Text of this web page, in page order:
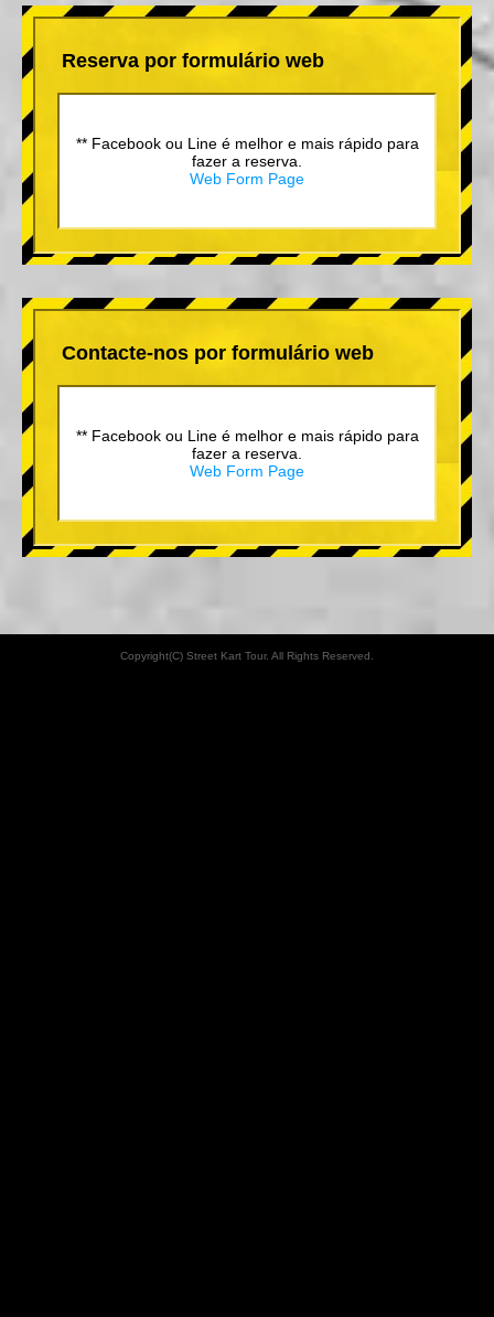
Reserva por formulário web
** Facebook ou Line é melhor e mais rápido para
fazer a reserva.
Web Form Page
Contacte-nos por formulário web
** Facebook ou Line é melhor e mais rápido para
fazer a reserva.
Web Form Page
Copyright(C) Street Kart Tour. All Rights Reserved.